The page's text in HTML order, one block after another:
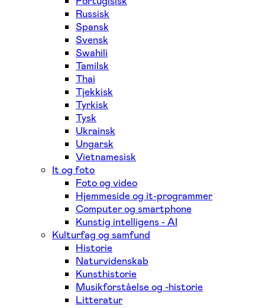
Russisk
Spansk
Svensk
Swahili
Tamilsk
Thai
Tjekkisk
Tyrkisk
Tysk
Ukrainsk
Ungarsk
Vietnamesisk
It og foto
Foto og video
Hjemmeside og it-programmer
Computer og smartphone
Kunstig intelligens - AI
Kulturfag og samfund
Historie
Naturvidenskab
Kunsthistorie
Musikforståelse og -historie
Litteratur